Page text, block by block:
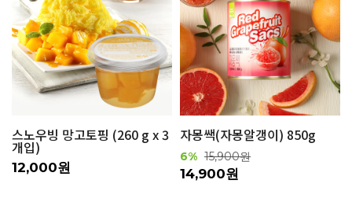
스노우빙 망고토핑 (260 g x 3
개입)
12,000원
자몽쌕(자몽알갱이) 850g
6% 15,900원
14,900원